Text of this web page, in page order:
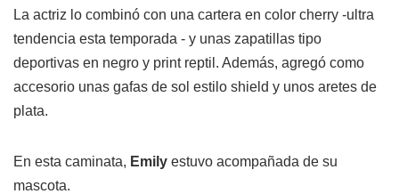
La actriz lo combinó con una cartera en color cherry -ultra
tendencia esta temporada - y unas zapatillas tipo
deportivas en negro y print reptil. Además, agregó como
accesorio unas gafas de sol estilo shield y unos aretes de
plata.
En esta caminata, Emily estuvo acompañada de su
mascota.